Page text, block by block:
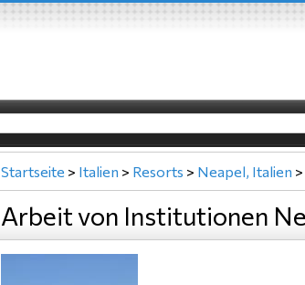
Startseite > Italien > Resorts > Neapel, Italien >
Arbeit von Institutionen